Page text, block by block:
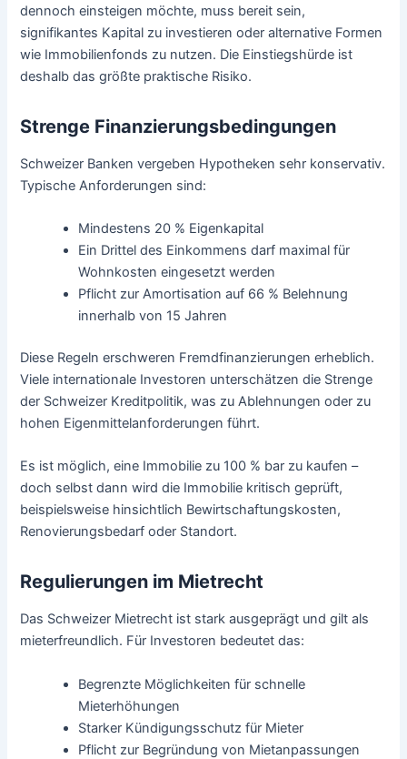
dennoch einsteigen möchte, muss bereit sein,
signifikantes Kapital zu investieren oder alternative Formen
wie Immobilienfonds zu nutzen. Die Einstiegshürde ist
deshalb das größte praktische Risiko.
Strenge Finanzierungsbedingungen
Schweizer Banken vergeben Hypotheken sehr konservativ.
Typische Anforderungen sind:
Mindestens 20 % Eigenkapital
Ein Drittel des Einkommens darf maximal für
Wohnkosten eingesetzt werden
Pflicht zur Amortisation auf 66 % Belehnung
innerhalb von 15 Jahren
Diese Regeln erschweren Fremdfinanzierungen erheblich.
Viele internationale Investoren unterschätzen die Strenge
der Schweizer Kreditpolitik, was zu Ablehnungen oder zu
hohen Eigenmittelanforderungen führt.
Es ist möglich, eine Immobilie zu 100 % bar zu kaufen –
doch selbst dann wird die Immobilie kritisch geprüft,
beispielsweise hinsichtlich Bewirtschaftungskosten,
Renovierungsbedarf oder Standort.
Regulierungen im Mietrecht
Das Schweizer Mietrecht ist stark ausgeprägt und gilt als
mieterfreundlich. Für Investoren bedeutet das:
Begrenzte Möglichkeiten für schnelle
Mieterhöhungen
Starker Kündigungsschutz für Mieter
Pflicht zur Begründung von Mietanpassungen